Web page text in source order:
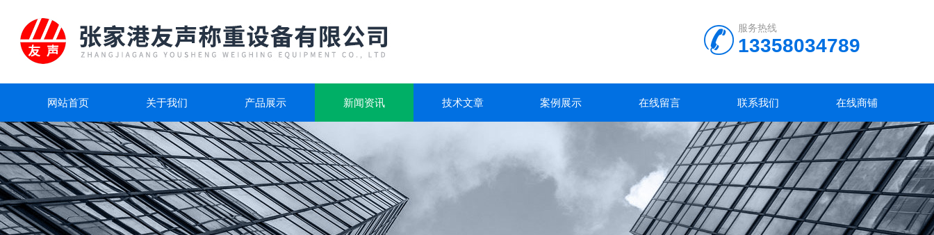
服务热线
13358034789
网站首页 关于我们 产品展示 新闻资讯 技术文章 案例展示 在线留言 联系我们 在线商铺